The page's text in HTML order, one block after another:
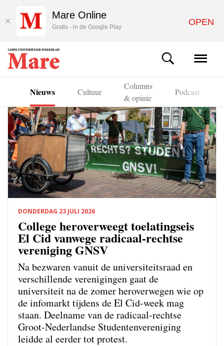
Nieuws Cultuur
Columns
& opinie
Podcast
DONDERDAG 23 JULI 2026
College heroverweegt toelatingseis
El Cid vanwege radicaal-rechtse
vereniging GNSV
Na bezwaren vanuit de universiteitsraad en
verschillende verenigingen gaat de
universiteit na de zomer heroverwegen wie op
de infomarkt tijdens de El Cid-week mag
staan. Deelname van de radicaal-rechtse
Groot-Nederlandse Studentenvereniging
leidde al eerder tot protest.
Mare Online
Gratis - in de Google Play OPEN